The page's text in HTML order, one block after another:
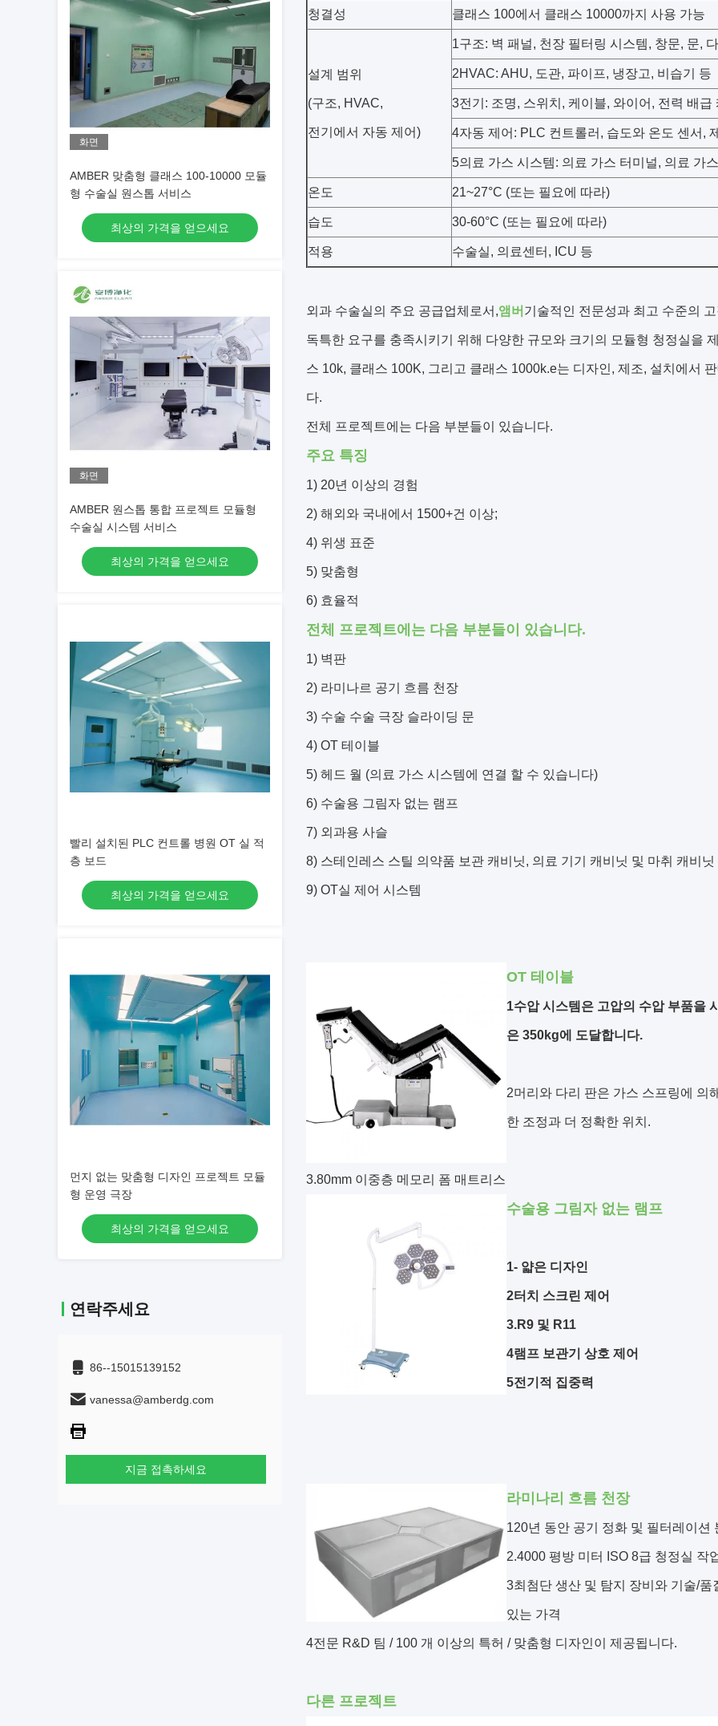
화면
AMBER 맞춤형 클래스 100-10000 모듈
형 수술실 원스톱 서비스
최상의 가격을 얻으세요
화면
AMBER 원스톱 통합 프로젝트 모듈형
수술실 시스템 서비스
최상의 가격을 얻으세요
빨리 설치된 PLC 컨트롤 병원 OT 실 적
층 보드
최상의 가격을 얻으세요
먼지 없는 맞춤형 디자인 프로젝트 모듈
형 운영 극장
최상의 가격을 얻으세요
연락주세요
86--15015139152
vanessa@amberdg.com
지금 접촉하세요
청결성 클래스 100에서 클래스 10000까지 사용 가능
설계 범위
(구조, HVAC,
전기에서 자동 제어)
1구조: 벽 패널, 천장 필터링 시스템, 창문, 문,
2HVAC: AHU, 도관, 파이프, 냉장고, 비습기 등
3전기: 조명, 스위치, 케이블, 와이어, 전력 배급
4자동 제어: PLC 컨트롤러, 습도와 온도 센서,
5의료 가스 시스템: 의료 가스 터미널, 의료 가
온도 21~27°C (또는 필요에 따라)
습도 30-60°C (또는 필요에 따라)
적용 수술실, 의료센터, ICU 등
외과 수술실의 주요 공급업체로서,앰버 기술적인 전문성과 최고 수준의
독특한 요구를 충족시키기 위해 다양한 규모와 크기의 모듈형 청정실을
스 10k, 클래스 100K, 그리고 클래스 1000k.e는 디자인, 제조, 설치에서
다.
전체 프로젝트에는 다음 부분들이 있습니다.
주요 특징
1) 20년 이상의 경험
2) 해외와 국내에서 1500+건 이상;
4) 위생 표준
5) 맞춤형
6) 효율적
전체 프로젝트에는 다음 부분들이 있습니다.
1) 벽판
2) 라미나르 공기 흐름 천장
3) 수술 수술 극장 슬라이딩 문
4) OT 테이블
5) 헤드 월 (의료 가스 시스템에 연결 할 수 있습니다)
6) 수술용 그림자 없는 램프
7) 외과용 사슬
8) 스테인레스 스틸 의약품 보관 캐비닛, 의료 기기 캐비닛 및 마취 캐비닛
9) OT실 제어 시스템
OT 테이블
1수압 시스템은 고압의 수압 부품을
은 350kg에 도달합니다.
2머리와 다리 판은 가스 스프링에 의
한 조정과 더 정확한 위치.
3.80mm 이중층 메모리 폼 매트리스
수술용 그림자 없는 램프
1- 얇은 디자인
2터치 스크린 제어
3.R9 및 R11
4램프 보관기 상호 제어
5전기적 집중력
라미나리 흐름 천장
120년 동안 공기 정화 및 필터레이션
2.4000 평방 미터 ISO 8급 청정실 작
3최첨단 생산 및 탐지 장비와 기술/품
있는 가격
4전문 R&D 팀 / 100 개 이상의 특허 / 맞춤형 디자인이 제공됩니다.
다른 프로젝트